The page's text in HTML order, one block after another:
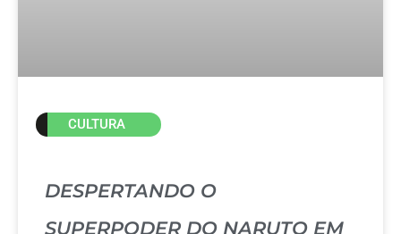
CULTURA
DESPERTANDO O
SUPERPODER DO NARUTO EM